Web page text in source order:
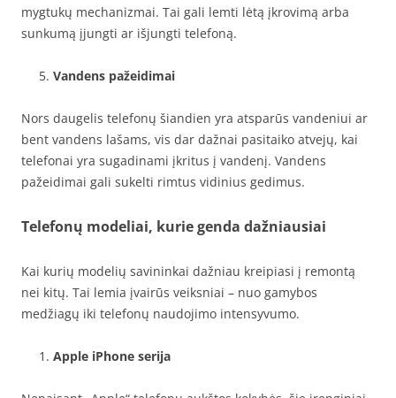
mygtukų mechanizmai. Tai gali lemti lėtą įkrovimą arba
sunkumą įjungti ar išjungti telefoną.
Vandens pažeidimai
Nors daugelis telefonų šiandien yra atsparūs vandeniui ar
bent vandens lašams, vis dar dažnai pasitaiko atvejų, kai
telefonai yra sugadinami įkritus į vandenį. Vandens
pažeidimai gali sukelti rimtus vidinius gedimus.
Telefonų modeliai, kurie genda dažniausiai
Kai kurių modelių savininkai dažniau kreipiasi į remontą
nei kitų. Tai lemia įvairūs veiksniai – nuo gamybos
medžiagų iki telefonų naudojimo intensyvumo.
Apple iPhone serija